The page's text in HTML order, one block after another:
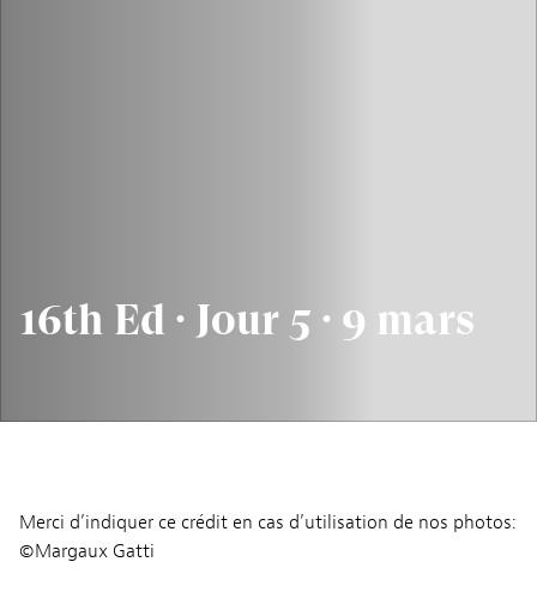
16th Ed · Jour 5 · 9 mars
Merci d’indiquer ce crédit en cas d’utilisation de nos photos:
©Margaux Gatti